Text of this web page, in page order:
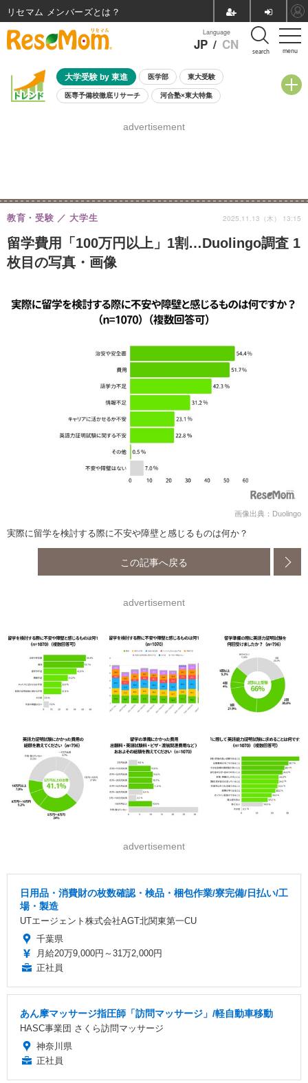
menu
Language
JP / CN search
大学受験 by 東進 医学部 東大受験
医専予備校徹底リサーチ 河合塾×東大特集
8月開催学校説明会・相談会
advertisement
留学費用「100万円以上」1割…Duolingo調査 1
枚目の写真・画像
教育・受験 大学生 2025.11.13（木） 13:15
画像出典：Duolingo
実際に留学を検討する際に不安や障壁と感じるものは何か？
この記事へ戻る
advertisement
advertisement
日用品・消費財の枚数確認・検品・梱包作業/寮完備/日払い/工
場・製造
UTエージェント株式会社AGT北関東第一CU
千葉県
月給20万9,000円～31万2,000円
正社員
あん摩マッサージ指圧師「訪問マッサージ」/軽自動車移動
HASC事業団 さくら訪問マッサージ
神奈川県
正社員
リセマム メンバーズ